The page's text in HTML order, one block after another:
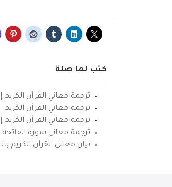
كتب لها صلة
ترجمة معاني القرآن الكريم
ترجمة معاني القرآن الكريم
ترجمة معاني القرآن
ترجمة معاني سورة الفاتحة
بيان معاني القرآن الكريم